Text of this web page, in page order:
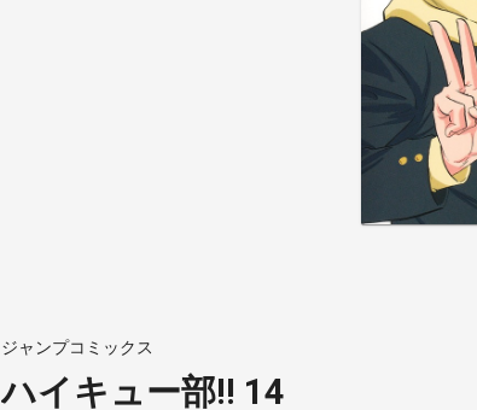
ジャンプコミックス
ハイキュー部!! 14